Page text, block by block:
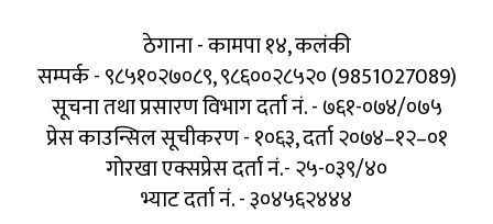
ठेगाना - कामपा १४, कलंकी
सम्पर्क - ९८५१०२७०८९, ९८६००२८५२० (9851027089)
सूचना तथा प्रसारण विभाग दर्ता नं. - ७६१-०७४/०७५
प्रेस काउन्सिल सूचीकरण - १०६३, दर्ता २०७४–१२–०१
गोरखा एक्सप्रेस दर्ता नं.- २५-०३९/४०
भ्याट दर्ता नं. - ३०४५६२४४४